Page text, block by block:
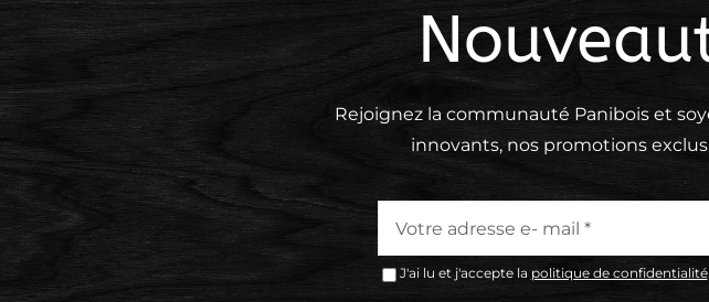
Rejoignez la communauté Panibois et
innovants, nos promotions
J'ai lu et j'accepte la politique de confidentialité.